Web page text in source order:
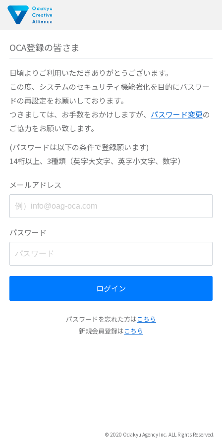
OCA登録の皆さま
日頃よりご利用いただきありがとうございます。
この度、システムのセキュリティ機能強化を目的にパスワー
ドの再設定をお願いしております。
つきましては、お手数をおかけしますが、 パスワード変更の
ご協力をお願い致します。
(パスワードは以下の条件で登録願います)
14桁以上、3種類（英字大文字、英字小文字、数字）
メールアドレス
パスワード
ログイン
パスワードを忘れた方はこちら
新規会員登録はこちら
© 2020 Odakyu Agency Inc. ALL Rights Reserved.